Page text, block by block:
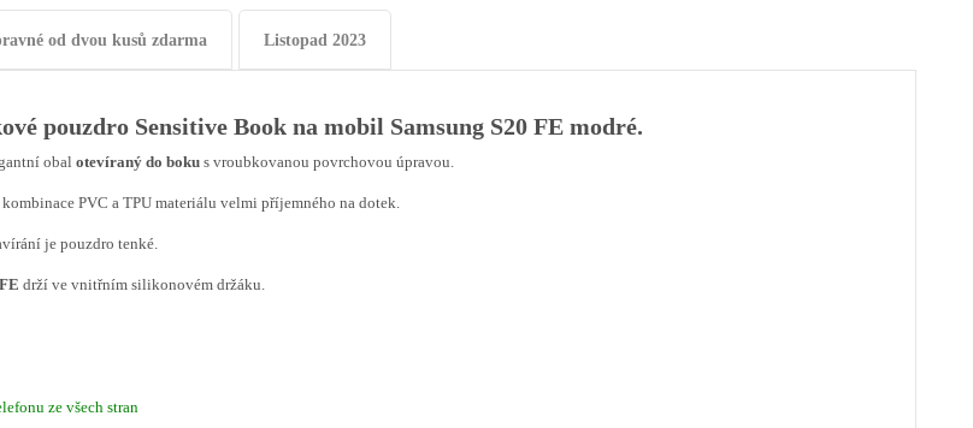
od dvou kusů zdarma Listopad 2023
pouzdro Sensitive Book na mobil Samsung S20 FE modré.
obal otevíraný do boku s vroubkovanou povrchovou úpravou.
PVC a TPU materiálu velmi příjemného na dotek.
je pouzdro tenké.
drží ve vnitřním silikonovém držáku.
ze všech stran